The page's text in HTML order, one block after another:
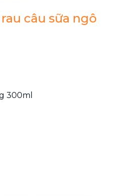
câu sữa ngô
300ml